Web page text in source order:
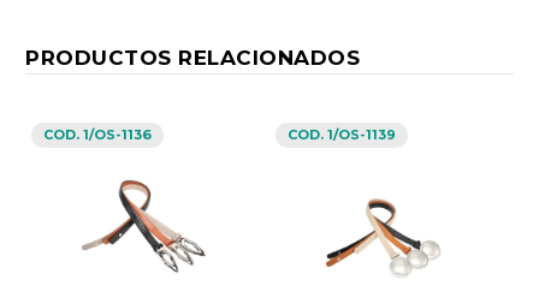
PRODUCTOS RELACIONADOS
COD. 1/OS-1136 COD. 1/OS-1139